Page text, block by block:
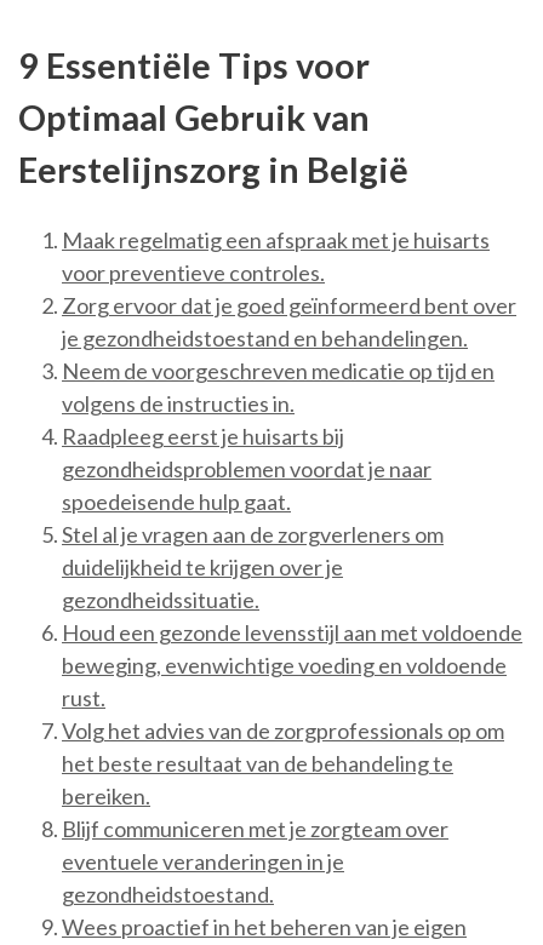
9 Essentiële Tips voor
Optimaal Gebruik van
Eerstelijnszorg in België
Maak regelmatig een afspraak met je huisarts
voor preventieve controles.
Zorg ervoor dat je goed geïnformeerd bent over
je gezondheidstoestand en behandelingen.
Neem de voorgeschreven medicatie op tijd en
volgens de instructies in.
Raadpleeg eerst je huisarts bij
gezondheidsproblemen voordat je naar
spoedeisende hulp gaat.
Stel al je vragen aan de zorgverleners om
duidelijkheid te krijgen over je
gezondheidssituatie.
Houd een gezonde levensstijl aan met voldoende
beweging, evenwichtige voeding en voldoende
rust.
Volg het advies van de zorgprofessionals op om
het beste resultaat van de behandeling te
bereiken.
Blijf communiceren met je zorgteam over
eventuele veranderingen in je
gezondheidstoestand.
Wees proactief in het beheren van je eigen